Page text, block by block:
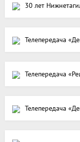
30 лет
Телепередача
Телепередача
Телепередача